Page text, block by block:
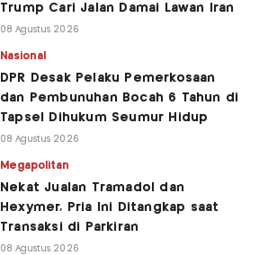
Trump Cari Jalan Damai Lawan Iran
08 Agustus 2026
Nasional
DPR Desak Pelaku Pemerkosaan
dan Pembunuhan Bocah 6 Tahun di
Tapsel Dihukum Seumur Hidup
08 Agustus 2026
Megapolitan
Nekat Jualan Tramadol dan
Hexymer, Pria Ini Ditangkap saat
Transaksi di Parkiran
08 Agustus 2026